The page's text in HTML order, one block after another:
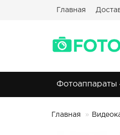
Главная
Фотоаппараты
Главная